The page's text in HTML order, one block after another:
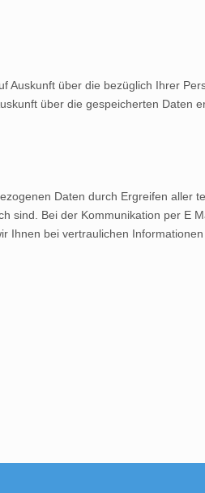
Auskunft über die bezüglich Ihrer
über die gespeicherten Daten
Daten durch Ergreifen aller
sind. Bei der Kommunikation per E
Ihnen bei vertraulichen